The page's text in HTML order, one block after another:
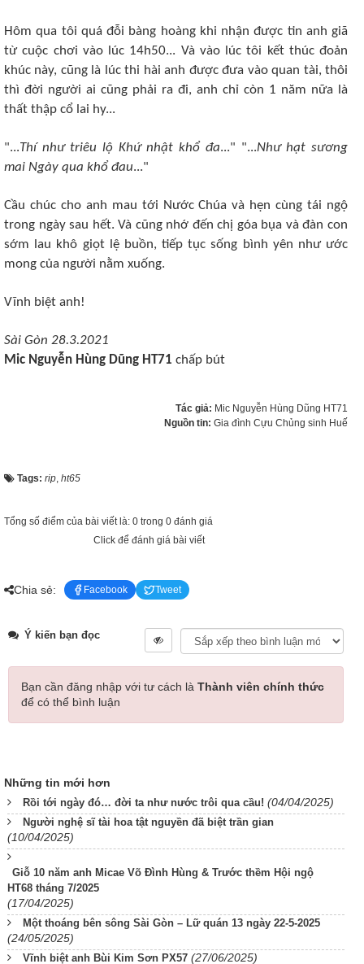
Hôm qua tôi quá đỗi bàng hoàng khi nhận được tin anh giã
từ cuộc chơi vào lúc 14h50... Và vào lúc tôi kết thúc đoản
khúc này, cũng là lúc thi hài anh được đưa vào quan tài, thôi
thì đời người ai cũng phải ra đi, anh chỉ còn 1 năm nữa là
thất thập cổ lai hy...
"...Thí như triêu lộ Khứ nhật khổ đa..." "...Như hạt sương
mai Ngày qua khổ đau..."
Cầu chúc cho anh mau tới Nước Chúa và hẹn cùng tái ngộ
trong ngày sau hết. Và cũng nhớ đến chị góa bụa và đàn con
sớm lau khô giọt lệ buồn, tiếp tục sống bình yên như ước
mong của người nằm xuống.
Vĩnh biệt anh!
Sài Gòn 28.3.2021
Mic Nguyễn Hùng Dũng HT71 chấp bút
Tác giả: Mic Nguyễn Hùng Dũng HT71
Nguồn tin: Gia đình Cựu Chủng sinh Huế
Tags: rip, ht65
Tổng số điểm của bài viết là: 0 trong 0 đánh giá
Click để đánh giá bài viết
Chia sẻ: Facebook Tweet
Ý kiến bạn đọc
Bạn cần đăng nhập với tư cách là Thành viên chính thức
để có thể bình luận
Những tin mới hơn
Rồi tới ngày đó… đời ta như nước trôi qua cầu! (04/04/2025)
Người nghệ sĩ tài hoa tật nguyền đã biệt trần gian
(10/04/2025)
Giỗ 10 năm anh Micae Võ Đình Hùng & Trước thềm Hội ngộ
HT68 tháng 7/2025
(17/04/2025)
Một thoáng bên sông Sài Gòn – Lữ quán 13 ngày 22-5-2025
(24/05/2025)
Vĩnh biệt anh Bùi Kim Sơn PX57 (27/06/2025)